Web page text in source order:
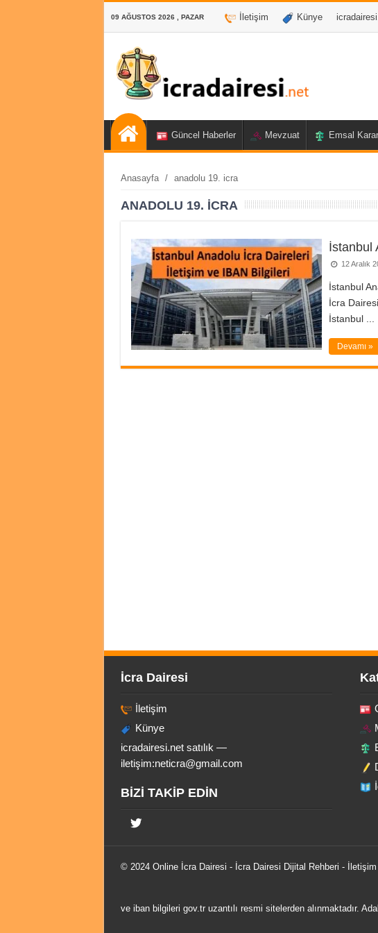
09 AĞUSTOS 2026 , PAZAR İletişim Künye
Güncel Haberler Mevzuat Emsal
Anasayfa / anadolu 19. icra
ANADOLU 19. ICRA
İstanbul
12 Aralık
İstanbul
İcra
İstanbul ...
Devamı »
İcra Dairesi
İletişim
Künye
icradairesi.net satılık —
iletişim:neticra@gmail.com
BİZİ TAKİP EDİN
© 2024 Online İcra Dairesi - İcra Dairesi Dijital Rehberi -
ve iban bilgileri gov.tr uzantılı resmi sitelerden alınmaktadır.